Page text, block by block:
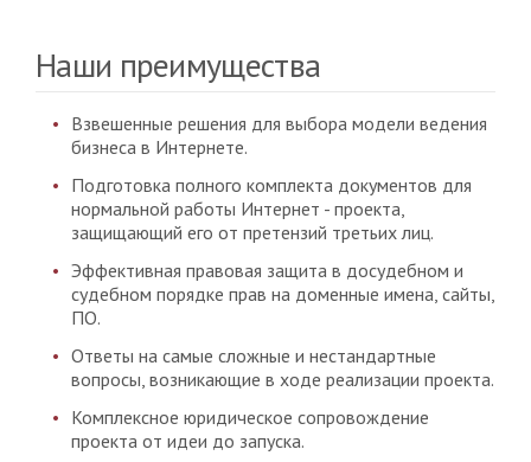
Наши преимущества
Взвешенные решения для выбора модели ведения
бизнеса в Интернете.
Подготовка полного комплекта документов для
нормальной работы Интернет - проекта,
защищающий его от претензий третьих лиц.
Эффективная правовая защита в досудебном и
судебном порядке прав на доменные имена, сайты,
ПО.
Ответы на самые сложные и нестандартные
вопросы, возникающие в ходе реализации проекта.
Комплексное юридическое сопровождение
проекта от идеи до запуска.